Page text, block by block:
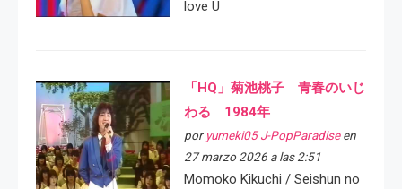
love U
「HQ」菊池桃子 青春のいじ
わる 1984年
por yumeki05 J-PopParadiseen
27 marzo 2026 a las 2:51
Momoko Kikuchi / Seishun no